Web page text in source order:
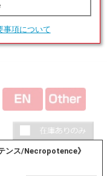
事項について
ンス/Necropotence》